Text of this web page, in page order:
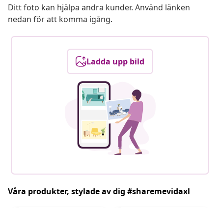
Ditt foto kan hjälpa andra kunder. Använd länken
nedan för att komma igång.
Ladda upp bild
Våra produkter, stylade av dig #sharemevidaxl